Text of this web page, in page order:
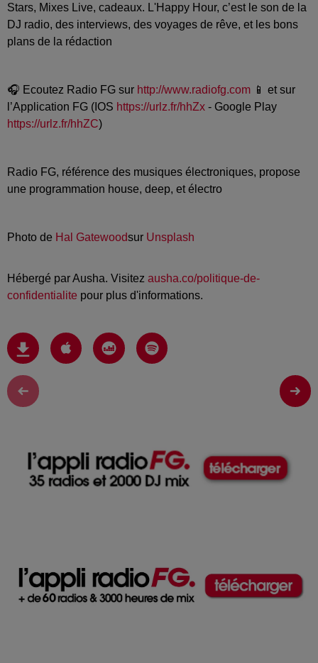
Stars, Mixes Live, cadeaux. L'Happy Hour, c’est le son de la
DJ radio, des interviews, des voyages de rêve, et les bons
plans de la rédaction
🎧 Ecoutez Radio FG sur http://www.radiofg.com 📱 et sur
l’Application FG (IOS https://urlz.fr/hhZx - Google Play
https://urlz.fr/hhZC)
Radio FG, référence des musiques électroniques, propose
une programmation house, deep, et électro
Photo de Hal Gatewoodsur Unsplash
Hébergé par Ausha. Visitez ausha.co/politique-de-
confidentialite pour plus d'informations.